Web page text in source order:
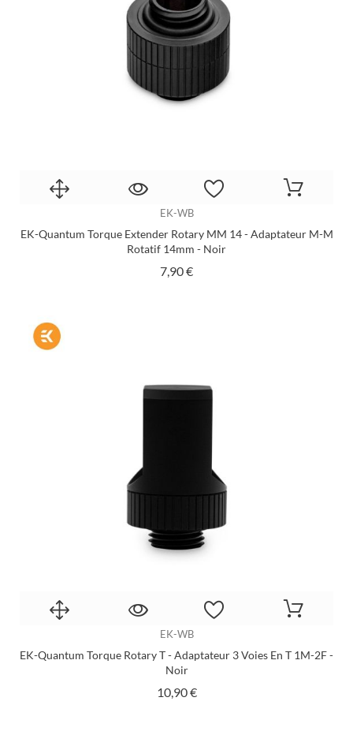
EK-WB
EK-Quantum Torque Extender Rotary MM 14 - Adaptateur M-M
Rotatif 14mm - Noir
7,90 €Prix
EK-WB
EK-Quantum Torque Rotary T - Adaptateur 3 Voies En T 1M-2F -
Noir
10,90 €Prix